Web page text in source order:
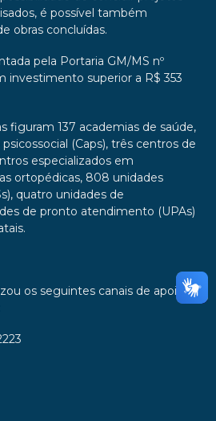
é possível também
obras concluídas.
pela Portaria GM/MS nº
investimento superior a R$ 353
figuram 137 academias de saúde,
(Caps), três centros de
especializados em
ortopédicas, 808 unidades
quatro unidades de
de pronto atendimento (UPAs)
os seguintes canais de apoio